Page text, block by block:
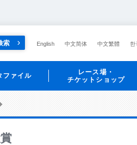
索 English 中文简体 中文繁體 한
ファイル
レース場・
チケットショップ